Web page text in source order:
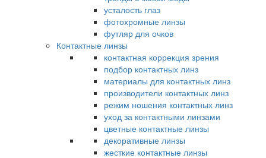
усталость глаз
фотохромные линзы
футляр для очков
Контактные линзы
контактная коррекция зрения
подбор контактных линз
материалы для контактных линз
производители контактных линз
режим ношения контактных линз
уход за контактными линзами
цветные контактные линзы
декоративные линзы
жесткие контактные линзы